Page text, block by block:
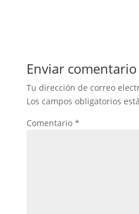
Enviar comentario
Tu dirección de correo
Los campos obligatorios
Comentario *